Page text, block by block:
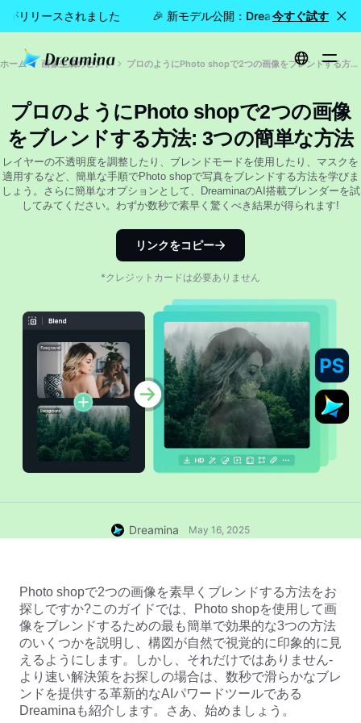
リリースされました 🎉 新モデル公開：Dreamina Seedance
今すぐ試す
ホーム 画像生成のヒント プロのようにPhoto shopで2つの画像をブレンドする方法: 3つの簡単な方法
プロのようにPhoto shopで2つの画像
をブレンドする方法: 3つの簡単な方法
レイヤーの不透明度を調整したり、ブレンドモードを使用したり、マスクを
適用するなど、簡単な手順でPhoto shopで写真をブレンドする方法を学びま
しょう。さらに簡単なオプションとして、DreaminaのAI搭載ブレンダーを試
してみてください。わずか数秒で素早く驚くべき結果が得られます!
リンクをコピー
*クレジットカードは必要ありません
Dreamina May 16, 2025
Photo shopで2つの画像を素早くブレンドする方法をお
探しですか?このガイドでは、Photo shopを使用して画
像をブレンドするための最も簡単で効果的な3つの方法
のいくつかを説明し、構図が自然で視覚的に印象的に見
えるようにします。しかし、それだけではありません-
より速い解決策をお探しの場合は、数秒で滑らかなブレ
ンドを提供する革新的なAIパワードツールである
Dreaminaも紹介します。さあ、始めましょう。